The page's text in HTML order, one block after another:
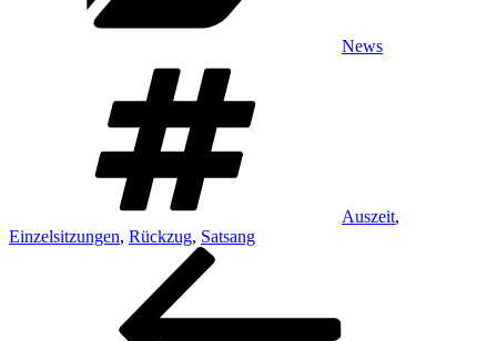
News
Auszeit,
Einzelsitzungen, Rückzug, Satsang
Beitragsnavigation